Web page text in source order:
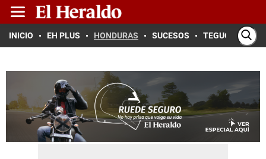
INICIO EH PLUS HONDURAS SUCESOS TEGUCIGALPA